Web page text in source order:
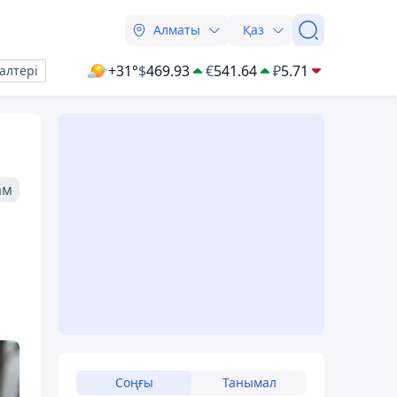
Алматы Қаз
+31°$469.93 €541.64 ₽5.71
Соңғы Танымал